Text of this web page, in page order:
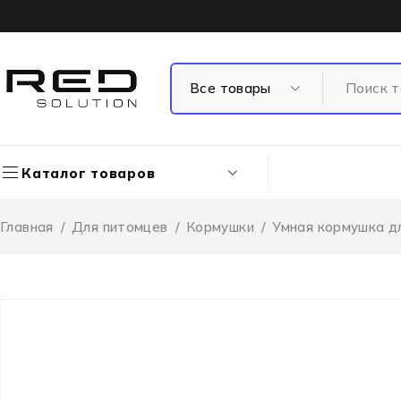
Каталог товаров
Главная / Для питомцев / Кормушки / Умная кормушка